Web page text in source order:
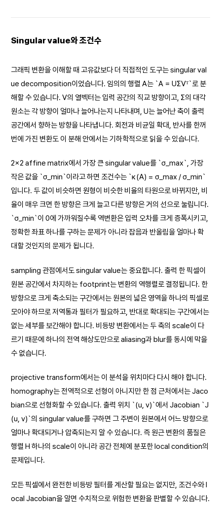
Singular value와 조건수
그래픽 변환을 이해할 때 고유값보다 더 직접적인 도구는 singular val
ue decomposition이었습니다. 임의의 행렬 A는 `A = UΣVᵀ`로 분
해할 수 있습니다. V의 열벡터는 입력 공간의 직교 방향이고, Σ의 대각
원소는 각 방향이 얼마나 늘어나는지 나타내며, U는 늘어난 축이 출력
공간에서 향하는 방향을 나타냅니다. 회전과 비균일 확대, 반사를 한꺼
번에 가진 변환도 이 분해 안에서는 기하학적으로 읽을 수 있습니다.
2×2 affine matrix에서 가장 큰 singular value를 `σ_max`, 가장
작은 값을 `σ_min`이라고 하면 조건수는 `κ(A) = σ_max / σ_min`
입니다. 두 값이 비슷하면 원형이 비슷한 비율의 타원으로 바뀌지만, 비
율이 매우 크면 한 방향은 크게 늘고 다른 방향은 거의 선으로 눌립니다.
`σ_min`이 0에 가까워질수록 역변환은 입력 오차를 크게 증폭시키고,
정확한 좌표 하나를 구하는 문제가 아니라 잡음과 반올림을 얼마나 확
대할 것인지의 문제가 됩니다.
sampling 관점에서도 singular value는 중요합니다. 출력 한 픽셀이
원본 공간에서 차지하는 footprint는 변환의 역행렬로 결정됩니다. 한
방향으로 크게 축소되는 구간에서는 원본의 넓은 영역을 하나의 픽셀로
모아야 하므로 저역통과 필터가 필요하고, 반대로 확대되는 구간에서는
없는 세부를 보간해야 합니다. 비등방 변환에서는 두 축의 scale이 다
르기 때문에 하나의 전역 해상도만으로 aliasing과 blur를 동시에 막을
수 없습니다.
projective transform에서는 이 분석을 위치마다 다시 해야 합니다.
homography는 전역적으로 선형이 아니지만 한 점 근처에서는 Jaco
bian으로 선형화할 수 있습니다. 출력 위치 `(u, v)`에서 Jacobian `J
(u, v)`의 singular value를 구하면 그 주변이 원본에서 어느 방향으로
얼마나 확대되거나 압축되는지 알 수 있습니다. 즉 원근 변환의 품질은
행렬 H 하나의 scale이 아니라 공간 전체에 분포한 local condition의
문제입니다.
모든 픽셀에서 완전한 비등방 필터를 계산할 필요는 없지만, 조건수와 l
ocal Jacobian을 알면 수치적으로 위험한 변환을 판별할 수 있습니다.